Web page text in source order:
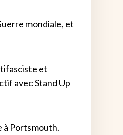
mondiale, et
et
avec Stand Up
à Portsmouth.